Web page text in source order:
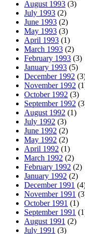
August 1993 (3)
July 1993 (2)
June 1993 (2)
May 1993 (3)
April 1993 (1)
March 1993 (2)
February 1993 (3)
January 1993 (5)
December 1992
November 1992
October 1992 (3)
September 1992
August 1992 (1)
July 1992 (3)
June 1992 (2)
May 1992 (2)
April 1992 (1)
March 1992 (2)
February 1992 (2)
January 1992 (2)
December 1991
November 1991
October 1991 (1)
September 1991
August 1991 (2)
July 1991 (3)